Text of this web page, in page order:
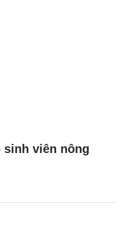
sinh viên nông